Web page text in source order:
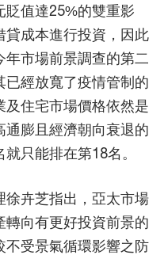
值達25%的雙重影
貸成本進行投資，因此
市場前景調查的第二
已經放寬了疫情管制的
住宅市場價格依然是
膨且經濟朝向衰退的
只能排在第18名。
徐卉芝指出，亞太市場
向有更好投資前景的
不受景氣循環影響之防